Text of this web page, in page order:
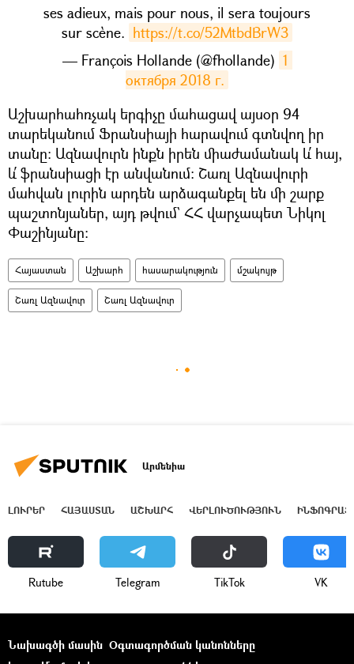
ses adieux, mais pour nous, il sera toujours
sur scène. https://t.co/52MtbdBrW3
— François Hollande (@fhollande) 1
октября 2018 г.
​Աշխարհահռչակ երգիչը մահացավ այսօր 94
տարեկանում Ֆրանսիայի հարավում գտնվող իր
տանը։ Ազնավուրն ինքն իրեն միաժամանակ և՛ հայ,
և՛ ֆրանսիացի էր անվանում։ Շառլ Ազնավուրի
մահվան լուրին արդեն արձագանքել են մի շարք
պաշտոնյաներ, այդ թվում` ՀՀ վարչապետ Նիկոլ
Փաշինյանը։
Հայաստան Աշխարհ հասարակություն մշակույթ
Շառլ Ազնավուր Շառլ Ազնավուր
Արմենիա
ԼՈՒՐԵՐ ՀԱՅԱՍՏԱՆ ԱՇԽԱՐՀ ՎԵՐԼՈՒԾՈՒԹՅՈՒՆ
Rutube Telegram ТikТоk VK
Նախագծի մասին Օգտագործման կանոնները